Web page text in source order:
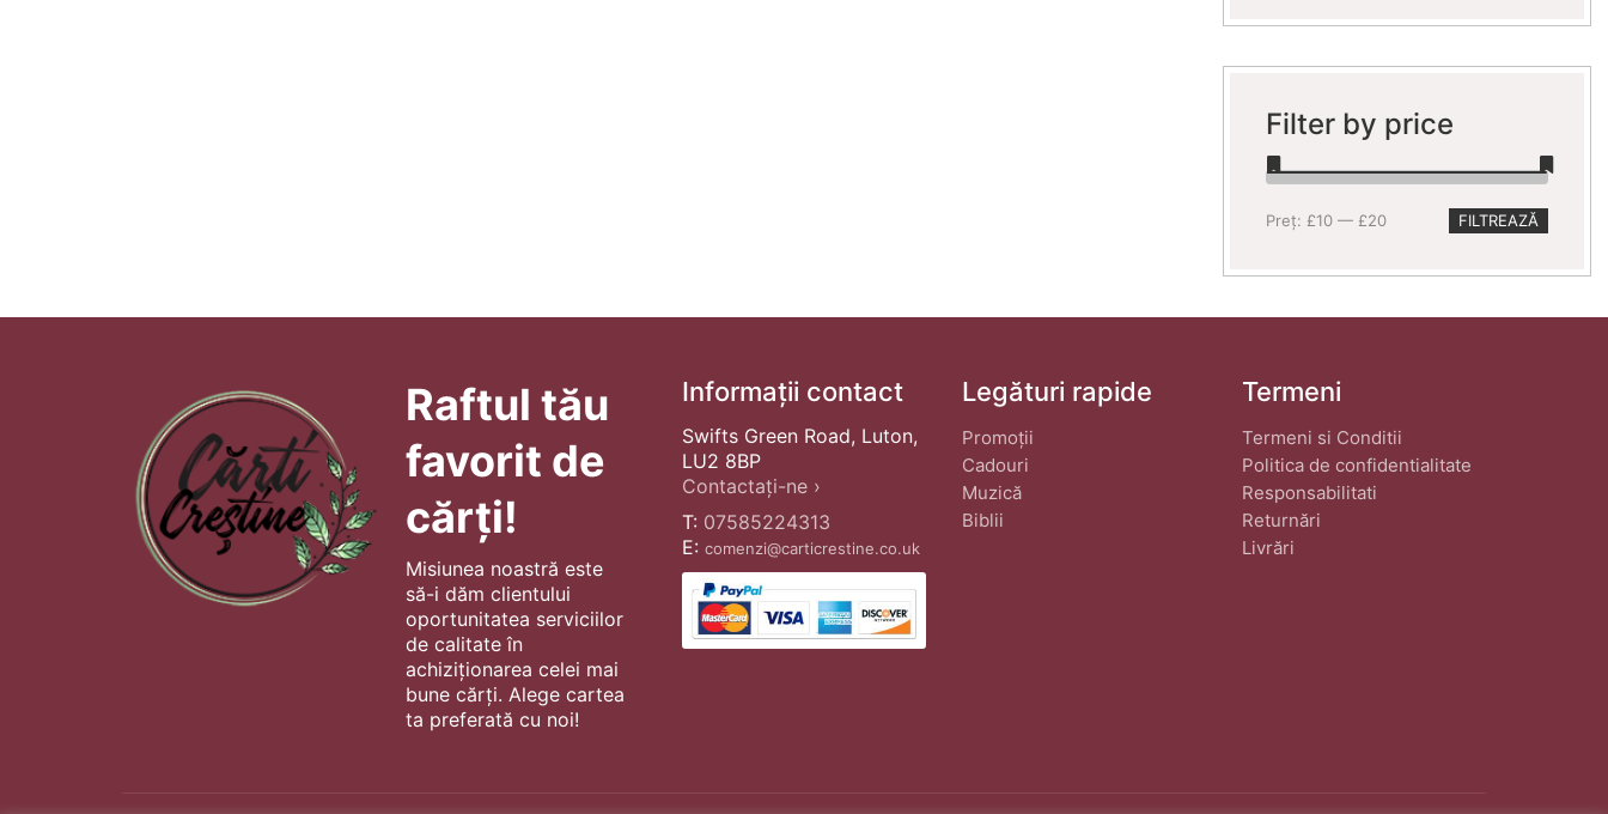
Filter by price
Preț
Preț
FILTREAZĂ
Preț: £10 — £20
Raftul tău
favorit de
cărți!
Misiunea noastră este
să-i dăm clientului
oportunitatea serviciilor
de calitate în
achiziționarea celei mai
bune cărți. Alege cartea
ta preferată cu noi!
Informații contact
Swifts Green Road, Luton,
LU2 8BP
Contactați-ne ›
T: 07585224313
E: comenzi@carticrestine.co.uk
Legături rapide
Promoții
Cadouri
Muzică
Biblii
Termeni
Termeni si Conditii
Politica de confidentialitate
Responsabilitati
Returnări
Livrări